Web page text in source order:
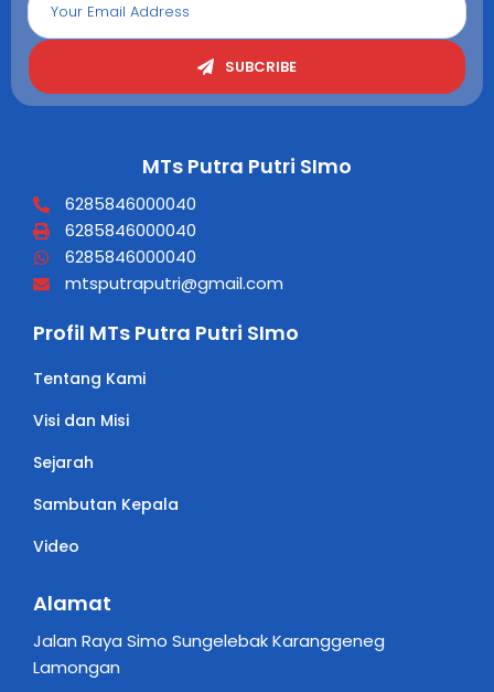
SUBCRIBE
MTs Putra Putri SImo
6285846000040
6285846000040
6285846000040
mtsputraputri@gmail.com
Profil MTs Putra Putri SImo
Tentang Kami
Visi dan Misi
Sejarah
Sambutan Kepala
Video
Alamat
Jalan Raya Simo Sungelebak Karanggeneg
Lamongan